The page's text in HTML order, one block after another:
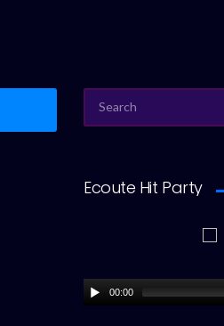
FOR:
Ecoute Hit Party
00:00